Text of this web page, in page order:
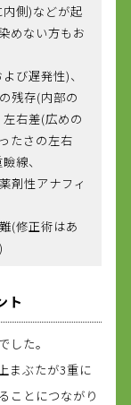
側)などが起
めない方もお
び遅発性)、
残存(内部の
右差(広めの
たさの左右
線、
剤性アナフィ
(修正術はあ
ト
した。
まぶたが3重に
ことにつながり